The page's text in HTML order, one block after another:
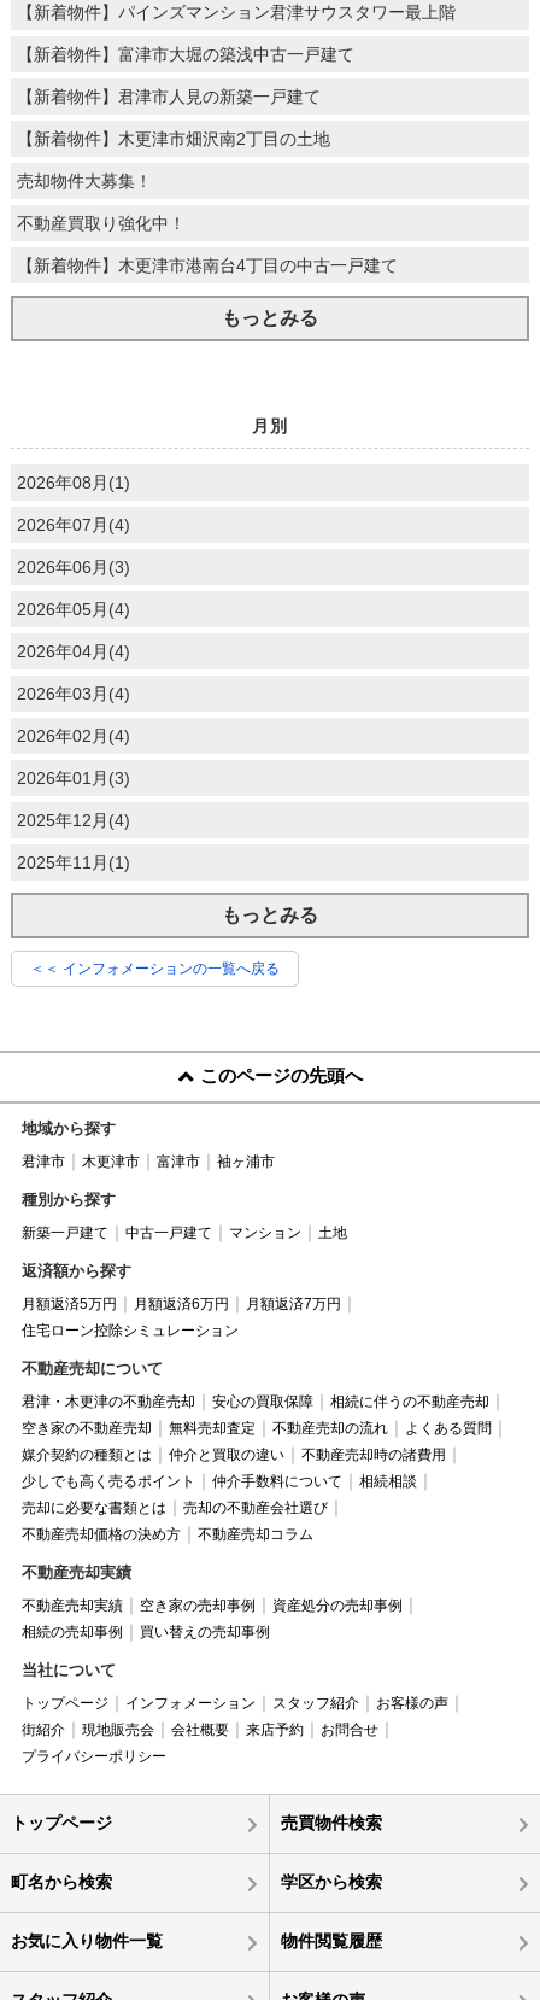
【新着物件】パインズマンション君津サウスタワー最上階
【新着物件】富津市大堀の築浅中古一戸建て
【新着物件】君津市人見の新築一戸建て
【新着物件】木更津市畑沢南2丁目の土地
売却物件大募集！
不動産買取り強化中！
【新着物件】木更津市港南台4丁目の中古一戸建て
もっとみる
月別
2026年08月(1)
2026年07月(4)
2026年06月(3)
2026年05月(4)
2026年04月(4)
2026年03月(4)
2026年02月(4)
2026年01月(3)
2025年12月(4)
2025年11月(1)
もっとみる
＜＜ インフォメーションの一覧へ戻る
このページの先頭へ
地域から探す
君津市 木更津市 富津市 袖ヶ浦市
種別から探す
新築一戸建て 中古一戸建て マンション 土地
返済額から探す
月額返済5万円 月額返済6万円
月額返済7万円
住宅ローン控除シミュレーション
不動産売却について
君津・木更津の不動産売却 安心の買取保障
相続に伴うの不動産売却
空き家の不動産売却
無料売却査定 不動産売却の流れ
よくある質問
媒介契約の種類とは
仲介と買取の違い
不動産売却時の諸費用
少しでも高く売るポイント
仲介手数料について
相続相談
売却に必要な書類とは
売却の不動産会社選び
不動産売却価格の決め方
不動産売却コラム
不動産売却実績
不動産売却実績 空き家の売却事例
資産処分の売却事例
相続の売却事例
買い替えの売却事例
当社について
トップページ インフォメーション スタッフ紹介
お客様の声
街紹介
現地販売会 会社概要 来店予約
お問合せ
プライバシーポリシー
トップページ 売買物件検索
町名から検索 学区から検索
お気に入り物件一覧 物件閲覧履歴